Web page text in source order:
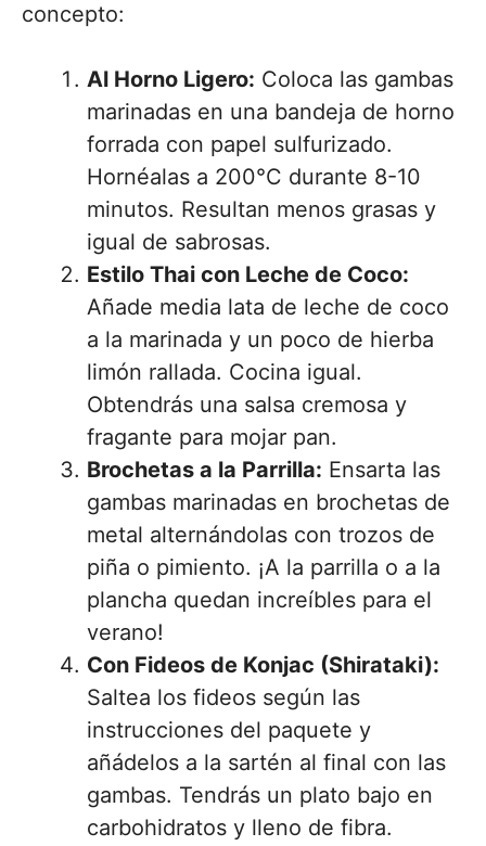
concepto:
Al Horno Ligero: Coloca las gambas
marinadas en una bandeja de horno
forrada con papel sulfurizado.
Hornéalas a 200°C durante 8-10
minutos. Resultan menos grasas y
igual de sabrosas.
Estilo Thai con Leche de Coco:
Añade media lata de leche de coco
a la marinada y un poco de hierba
limón rallada. Cocina igual.
Obtendrás una salsa cremosa y
fragante para mojar pan.
Brochetas a la Parrilla: Ensarta las
gambas marinadas en brochetas de
metal alternándolas con trozos de
piña o pimiento. ¡A la parrilla o a la
plancha quedan increíbles para el
verano!
Con Fideos de Konjac (Shirataki):
Saltea los fideos según las
instrucciones del paquete y
añádelos a la sartén al final con las
gambas. Tendrás un plato bajo en
carbohidratos y lleno de fibra.